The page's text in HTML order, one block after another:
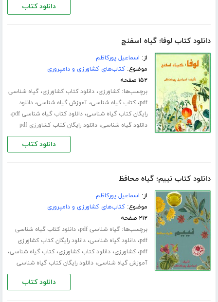
دانلود کتاب
دانلود کتاب لوفا؛ گیاه اسفنج
از: اسماعیل پورکاظم
موضوع:کتاب‌های کشاورزی و دامپروری
۱۵۲ صفحه
برچسب‌ها:کشاورزی،دانلود کتاب کشاورزی،گیاه شناسی
pdf،کتاب گیاه شناسی،آموزش گیاه شناسی،دانلود
رایگان کتاب گیاه شناسی،دانلود کتاب گیاه شناسی pdf ،
دانلود گیاه شناسی،دانلود رایگان کتاب کشاورزی pdf
دانلود کتاب
دانلود کتاب نییم؛ گیاه محافظ
از: اسماعیل پورکاظم
موضوع:کتاب‌های کشاورزی و دامپروری
۲۱۲ صفحه
برچسب‌ها:گیاه شناسی pdf ،دانلود کتاب گیاه شناسی
pdf،دانلود گیاه شناسی،دانلود رایگان کتاب کشاورزی
pdf،کشاورزی،دانلود کتاب کشاورزی،کتاب گیاه شناسی،
آموزش گیاه شناسی،دانلود رایگان کتاب گیاه شناسی
دانلود کتاب